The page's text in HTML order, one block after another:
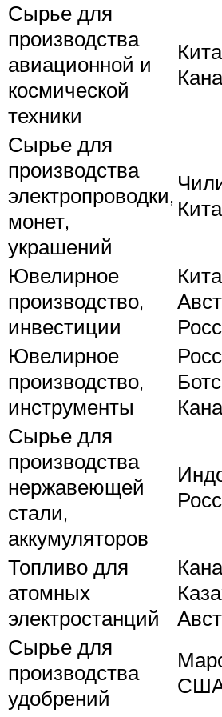
Сырье для
производства
авиационной и
космической
техники
Сырье для
производства
электропроводки,
монет,
украшений
Ювелирное
производство,
инвестиции
Ювелирное
производство,
инструменты
Сырье для
производства
нержавеющей
стали,
аккумуляторов
Топливо для
атомных
электростанций
Сырье для
производства
удобрений